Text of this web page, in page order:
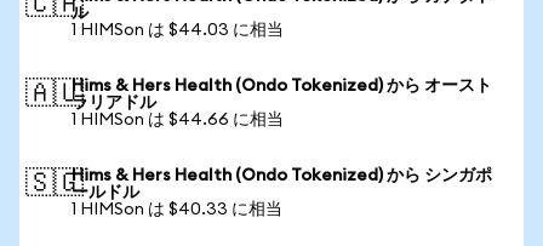
ル
1 HIMSon は $44.03 に相当
🇦🇺Hims & Hers Health (Ondo Tokenized) から オースト
ラリアドル
1 HIMSon は $44.66 に相当
🇸🇬Hims & Hers Health (Ondo Tokenized) から シンガポ
ールドル
1 HIMSon は $40.33 に相当